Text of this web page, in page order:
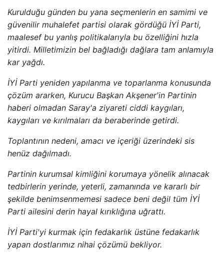
Kurulduğu günden bu yana seçmenlerin en samimi ve
güvenilir muhalefet partisi olarak gördüğü İYİ Parti,
maalesef bu yanlış politikalarıyla bu özelliğini hızla
yitirdi. Milletimizin bel bağladığı dağlara tam anlamıyla
kar yağdı.
İYİ Parti yeniden yapılanma ve toparlanma konusunda
çözüm ararken, Kurucu Başkan Akşener'in Partinin
haberi olmadan Saray'a ziyareti ciddi kaygıları,
kaygıları ve kırılmaları da beraberinde getirdi.
Toplantının nedeni, amacı ve içeriği üzerindeki sis
henüz dağılmadı.
Partinin kurumsal kimliğini korumaya yönelik alınacak
tedbirlerin yerinde, yeterli, zamanında ve kararlı bir
şekilde benimsenmemesi sadece beni değil tüm İYİ
Parti ailesini derin hayal kırıklığına uğrattı.
İYİ Parti'yi kurmak için fedakarlık üstüne fedakarlık
yapan dostlarımız nihai çözümü bekliyor.